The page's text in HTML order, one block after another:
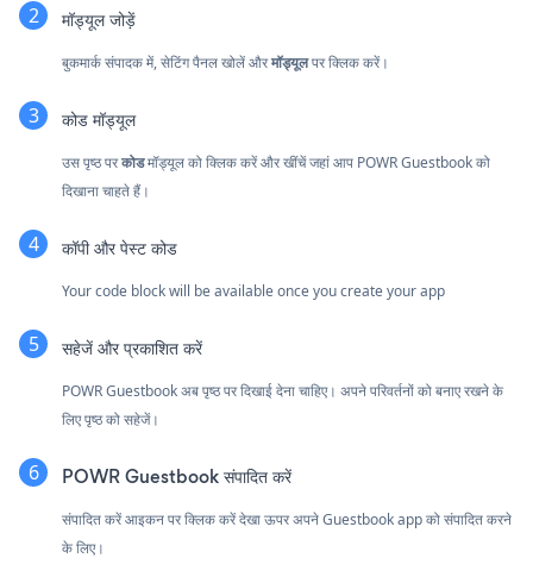
मॉड्यूल जोड़ें
बुकमार्क संपादक में, सेटिंग पैनल खोलें औरमॉड्यूलपर क्लिक करें।
कोड मॉड्यूल
उस पृष्ठ परकोडमॉड्यूल को क्लिक करें और खींचें जहां आप POWR Guestbook को
दिखाना चाहते हैं।
कॉपी और पेस्ट कोड
Your code block will be available once you create your app
सहेजें और प्रकाशित करें
POWR Guestbook अब पृष्ठ पर दिखाई देना चाहिए। अपने परिवर्तनों को बनाए रखने के
लिए पृष्ठ को सहेजें।
POWR Guestbook संपादित करें
संपादित करें आइकन पर क्लिक करेंदेखा ऊपर अपने Guestbook app को संपादित करने
के लिए।